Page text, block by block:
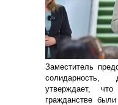
Заместитель
утверждает,
гражданстве